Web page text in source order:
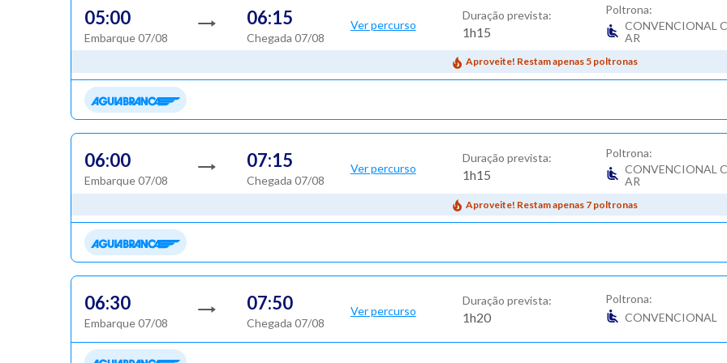
05:00
Embarque 07/08
06:15
Chegada 07/08
Ver percurso
Duração prevista:
1h15
Poltrona:
CONVENCIONAL
AR
Aproveite! Restam apenas 5 poltronas
06:00
Embarque 07/08
07:15
Chegada 07/08
Ver percurso
Duração prevista:
1h15
Poltrona:
CONVENCIONAL
AR
Aproveite! Restam apenas 7 poltronas
06:30
Embarque 07/08
07:50
Chegada 07/08
Ver percurso
Duração prevista:
1h20
Poltrona:
CONVENCIONAL